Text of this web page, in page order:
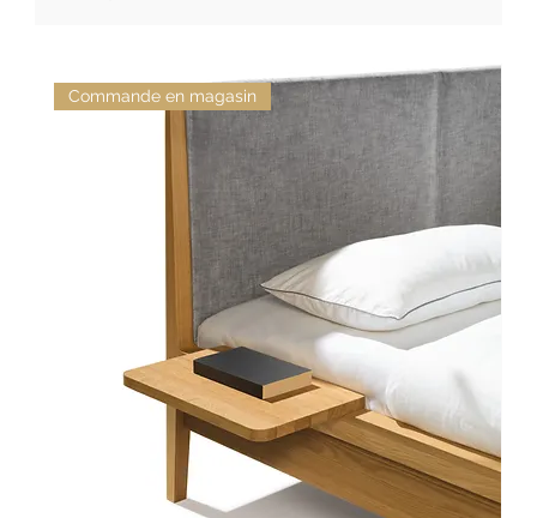
Commande en magasin